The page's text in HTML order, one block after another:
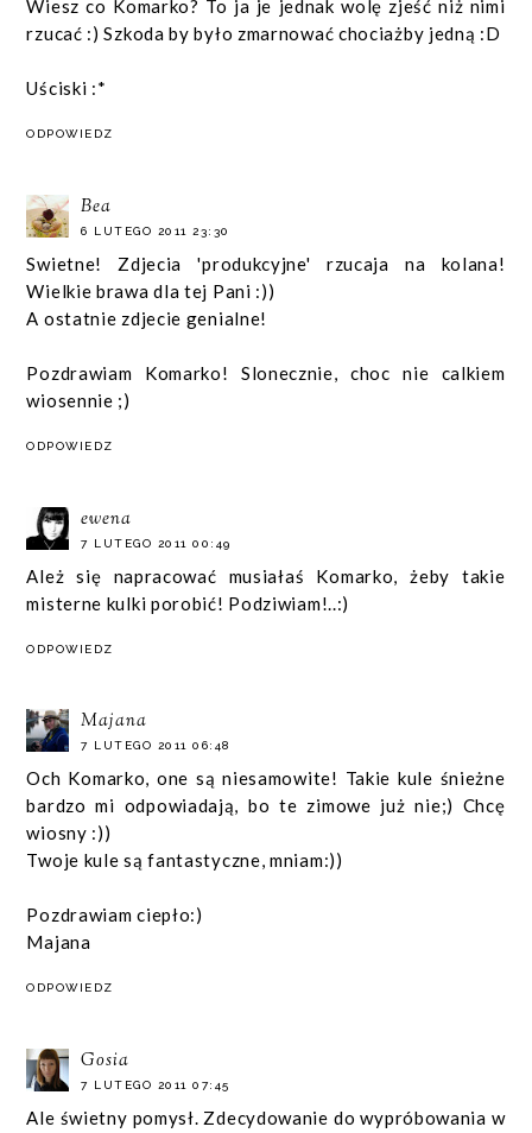
Wiesz co Komarko? To ja je jednak wolę zjeść niż nimi
rzucać :) Szkoda by było zmarnować chociażby jedną :D
Uściski :*
ODPOWIEDZ
Bea
6 LUTEGO 2011 23:30
Swietne! Zdjecia 'produkcyjne' rzucaja na kolana!
Wielkie brawa dla tej Pani :))
A ostatnie zdjecie genialne!
Pozdrawiam Komarko! Slonecznie, choc nie calkiem
wiosennie ;)
ODPOWIEDZ
ewena
7 LUTEGO 2011 00:49
Ależ się napracować musiałaś Komarko, żeby takie
misterne kulki porobić! Podziwiam!..:)
ODPOWIEDZ
Majana
7 LUTEGO 2011 06:48
Och Komarko, one są niesamowite! Takie kule śnieżne
bardzo mi odpowiadają, bo te zimowe już nie;) Chcę
wiosny :))
Twoje kule są fantastyczne, mniam:))
Pozdrawiam ciepło:)
Majana
ODPOWIEDZ
Gosia
7 LUTEGO 2011 07:45
Ale świetny pomysł. Zdecydowanie do wypróbowania w